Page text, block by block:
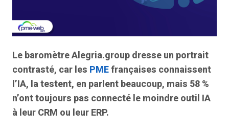
Le baromètre Alegria.group dresse un portrait
contrasté, car les PMEfrançaises connaissent
l’IA, la testent, en parlent beaucoup, mais 58 %
n’ont toujours pas connecté le moindre outil IA
à leur CRM ou leur ERP.